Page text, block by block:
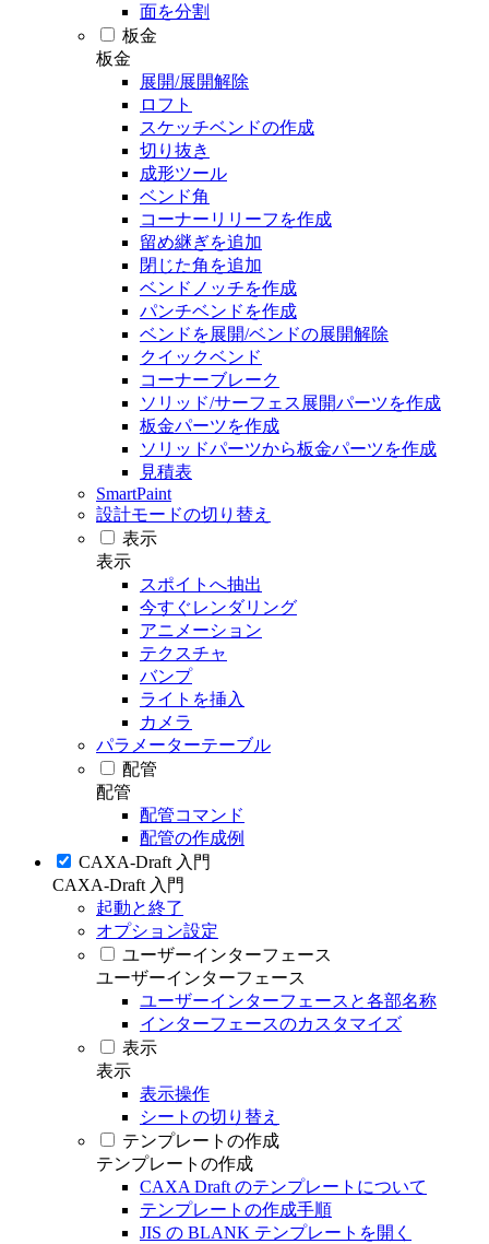
面を分割
板金
板金
展開/展開解除
ロフト
スケッチベンドの作成
切り抜き
成形ツール
ベンド角
コーナーリリーフを作成
留め継ぎを追加
閉じた角を追加
ベンドノッチを作成
パンチベンドを作成
ベンドを展開/ベンドの展開解除
クイックベンド
コーナーブレーク
ソリッド/サーフェス展開パーツを作成
板金パーツを作成
ソリッドパーツから板金パーツを作成
見積表
SmartPaint
設計モードの切り替え
表示
表示
スポイトへ抽出
今すぐレンダリング
アニメーション
テクスチャ
バンプ
ライトを挿入
カメラ
パラメーターテーブル
配管
配管
配管コマンド
配管の作成例
CAXA-Draft 入門
CAXA-Draft 入門
起動と終了
オプション設定
ユーザーインターフェース
ユーザーインターフェース
ユーザーインターフェースと各部名称
インターフェースのカスタマイズ
表示
表示
表示操作
シートの切り替え
テンプレートの作成
テンプレートの作成
CAXA Draft のテンプレートについて
テンプレートの作成手順
JIS の BLANK テンプレートを開く